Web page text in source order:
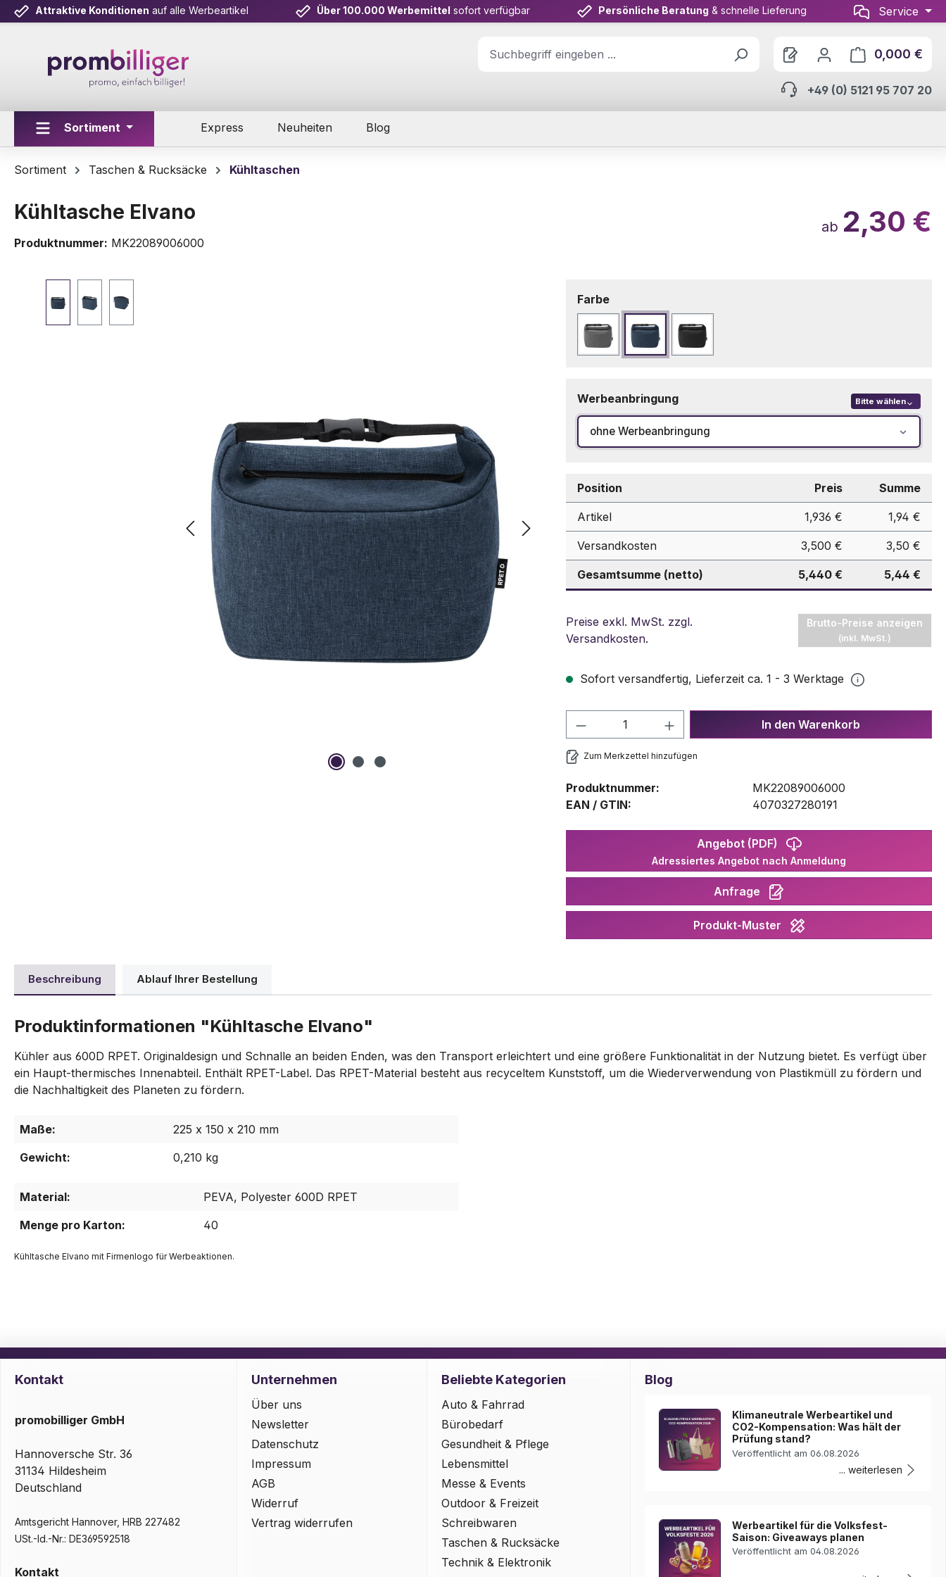
Hauptinhalt springen
Zur Suche springen
Zur Hauptnavigation springen
Attraktive Konditionen auf alle Werbeartikel Über 100.000 Werbemittel sofort verfügbar Persönliche Beratung & schnelle Lieferung Service
0,000 €
+49 (0) 5121 95 707 20
Sortiment Express Neuheiten Blog
Sortiment Taschen & Rucksäcke Kühltaschen
Kühltasche Elvano
Produktnummer: MK22089006000
ab 2,30 €
Farbeauswählen
Grau MarineblauSchwarz
Werbeanbringung Bitte wählen
ohne Werbeanbringung
Position Preis Summe
Artikel 1,936 € 1,94 €
Versandkosten 3,500 € 3,50 €
Gesamtsumme (netto) 5,440 € 5,44 €
Preise exkl. MwSt. zzgl.
Versandkosten.
Brutto-Preise anzeigen
(inkl. MwSt.)
Sofort versandfertig, Lieferzeit ca. 1 - 3 Werktage
Produkt Anzahl: Gib den gewünschten Wert
In den Warenkorb
Zum Merkzettel hinzufügen
Produktnummer:
MK22089006000
EAN / GTIN:
4070327280191
Angebot (PDF)
Adressiertes Angebot nach Anmeldung
Anfrage
Produkt-Muster
Beschreibung Ablauf Ihrer Bestellung
Produktinformationen "Kühltasche Elvano"
Kühler aus 600D RPET. Originaldesign und Schnalle an beiden Enden, was den Transport erleichtert und eine größere Funktionalität in der Nutzung bietet. Es verfügt über
ein Haupt-thermisches Innenabteil. Enthält RPET-Label. Das RPET-Material besteht aus recyceltem Kunststoff, um die Wiederverwendung von Plastikmüll zu fördern und
die Nachhaltigkeit des Planeten zu fördern.
Maße:
225 x 150 x 210 mm
Gewicht:
0,210 kg
Material:
PEVA, Polyester 600D RPET
Menge pro Karton:
40
Kühltasche Elvano mit Firmenlogo für Werbeaktionen.
Kontakt
promobilliger GmbH
Hannoversche Str. 36
31134 Hildesheim
Deutschland
Amtsgericht Hannover, HRB 227482
USt.-Id.-Nr.: DE369592518
Kontakt
Unternehmen
Über uns
Newsletter
Datenschutz
Impressum
AGB
Widerruf
Vertrag widerrufen
Beliebte Kategorien
Auto & Fahrrad
Bürobedarf
Gesundheit & Pflege
Lebensmittel
Messe & Events
Outdoor & Freizeit
Schreibwaren
Taschen & Rucksäcke
Technik & Elektronik
Blog
Klimaneutrale Werbeartikel und
CO2-Kompensation: Was hält der
Prüfung stand?
Veröffentlicht am 06.08.2026
... weiterlesen
Werbeartikel für die Volksfest-
Saison: Giveaways planen
Veröffentlicht am 04.08.2026